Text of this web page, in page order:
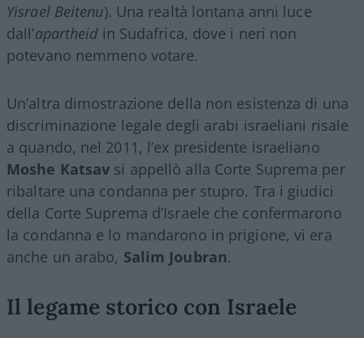
Yisrael Beitenu). Una realtà lontana anni luce
dall’apartheidin Sudafrica, dove i neri non
potevano nemmeno votare.
Un’altra dimostrazione della non esistenza di una
discriminazione legale degli arabi israeliani risale
a quando, nel 2011, l’ex presidente israeliano
Moshe Katsav si appellò alla Corte Suprema per
ribaltare una condanna per stupro. Tra i giudici
della Corte Suprema d’Israele che confermarono
la condanna e lo mandarono in prigione, vi era
anche un arabo, Salim Joubran.
Il legame storico con Israele